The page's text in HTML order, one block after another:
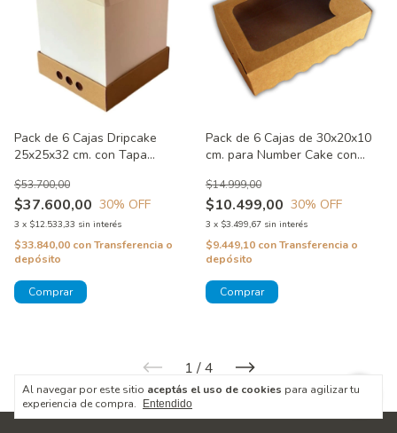
Al navegar por este sitio aceptás el uso de cookies para agilizar tu
experiencia de compra.
Entendido
Pack de 6 Cajas Dripcake
25x25x32 cm. con Tapa
$37.600,00
$53.700,00
30% OFF
3 x $12.533,33 sin interés
$33.840,00 conTransferencia o
depósito
Pack de 6 Cajas de 30x20x10
cm. para Number Cake con
$10.499,00
$14.999,00
30% OFF
3 x $3.499,67 sin interés
$9.449,10 conTransferencia o
depósito
1 / 4